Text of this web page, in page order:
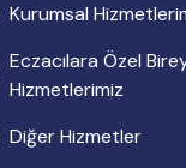
Kurumsal
Eczacılara Özel
Hizmetlerimiz
Diğer Hizmetler